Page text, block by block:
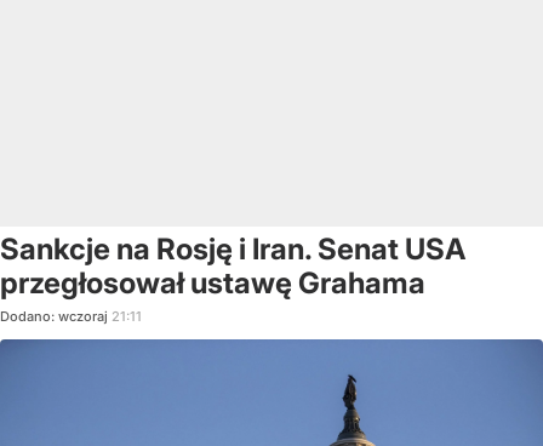
Sankcje na Rosję i Iran. Senat USA
przegłosował ustawę Grahama
Dodano: wczoraj 21:11